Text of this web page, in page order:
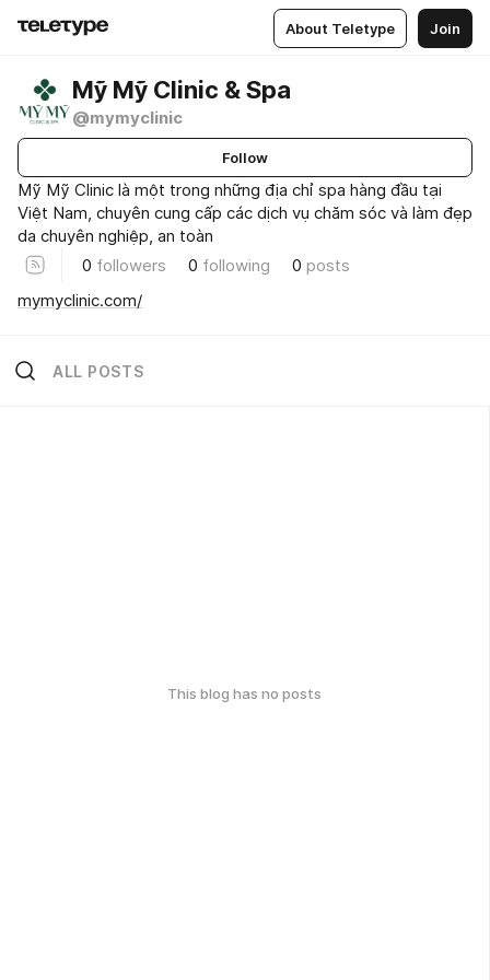
About Teletype Join
Mỹ Mỹ Clinic & Spa
@mymyclinic
Follow
Mỹ Mỹ Clinic là một trong những địa chỉ spa hàng đầu tại
Việt Nam, chuyên cung cấp các dịch vụ chăm sóc và làm đẹp
da chuyên nghiệp, an toàn
0 followers 0 following 0 posts
mymyclinic.com/
ALL POSTS
This blog has no posts